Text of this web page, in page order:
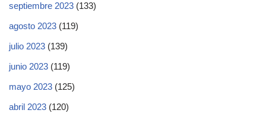
septiembre 2023 (133)
agosto 2023 (119)
julio 2023 (139)
junio 2023 (119)
mayo 2023 (125)
abril 2023 (120)